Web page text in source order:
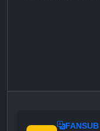
FANSUB